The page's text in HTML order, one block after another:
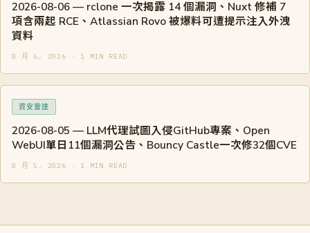
2026-08-06 — rclone 一次揭露 14 個漏洞、Nuxt 修補 7
項含兩起 RCE、Atlassian Rovo 被爆料可遭提示注入外洩
資料
8 月 6, 2026 · 1 MIN READ
資安雷達
2026-08-05 — LLM代理試圖入侵GitHub專案、Open
WebUI單日11個漏洞公告、Bouncy Castle一次修32個CVE
8 月 5, 2026 · 1 MIN READ